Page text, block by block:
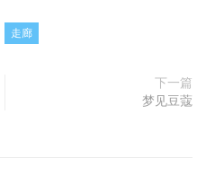
走廊
下一篇
梦见豆蔻